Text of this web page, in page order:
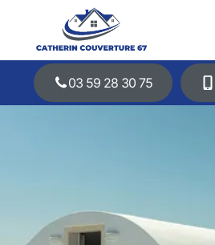
03 59 28 30 75